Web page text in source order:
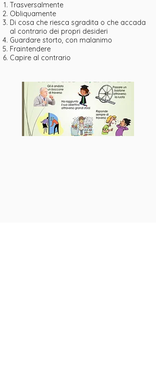
Trasversalmente
Obliquamente
Di cosa che riesca sgradita o che accada
al contrario dei propri desideri
Guardare storto, con malanimo
Fraintendere
Capire al contrario